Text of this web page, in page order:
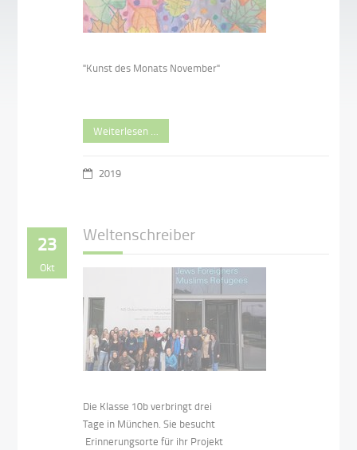
"Kunst des Monats November"
Weiterlesen …
2019
23
Okt
Weltenschreiber
Die Klasse 10b verbringt drei
Tage in München. Sie besucht
Erinnerungsorte für ihr Projekt